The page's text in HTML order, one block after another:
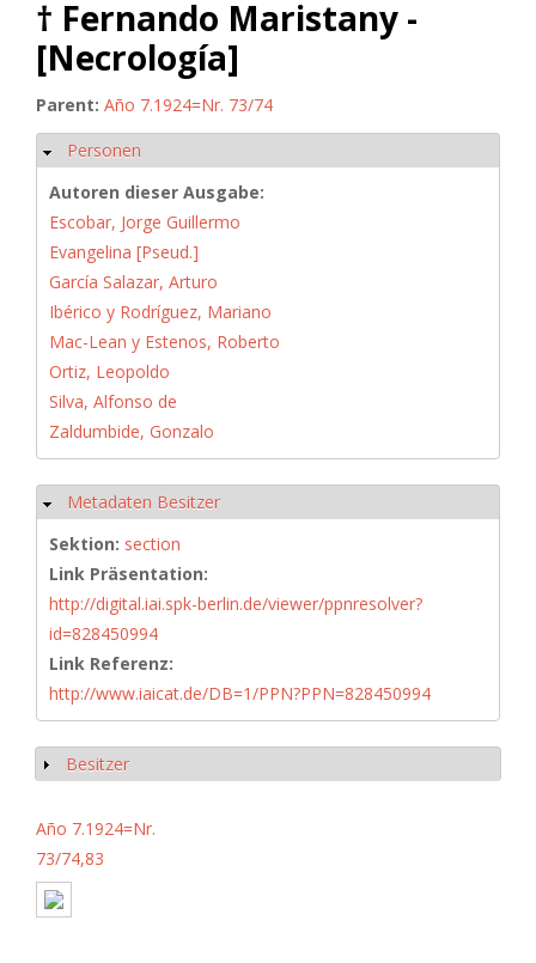
† Fernando Maristany -
[Necrología]
Parent: Año 7.1924=Nr. 73/74
Hide
Personen
Autoren dieser Ausgabe:
Escobar, Jorge Guillermo
Evangelina [Pseud.]
García Salazar, Arturo
Ibérico y Rodríguez, Mariano
Mac-Lean y Estenos, Roberto
Ortiz, Leopoldo
Silva, Alfonso de
Zaldumbide, Gonzalo
Hide
Metadaten Besitzer
Sektion: section
Link Präsentation:
http://digital.iai.spk-berlin.de/viewer/ppnresolver?
id=828450994
Link Referenz:
http://www.iaicat.de/DB=1/PPN?PPN=828450994
Show
Besitzer
Año 7.1924=Nr.
73/74,83